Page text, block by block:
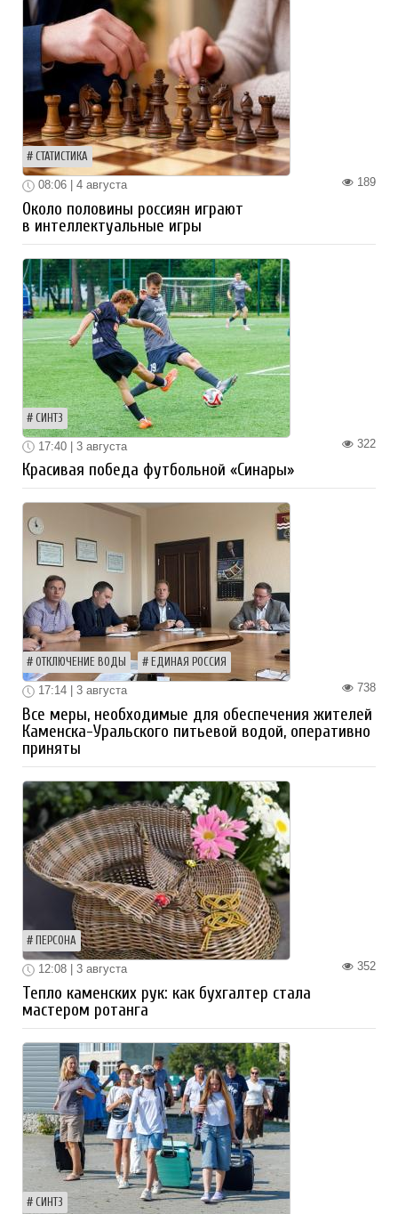
СТАТИСТИКА
189
08:06 | 4 августа
Около половины россиян играют
в интеллектуальные игры
СИНТЗ
322
17:40 | 3 августа
Красивая победа футбольной «Синары»
ОТКЛЮЧЕНИЕ ВОДЫ ЕДИНАЯ РОССИЯ
738
17:14 | 3 августа
Все меры, необходимые для обеспечения жителей
Каменска-Уральского питьевой водой, оперативно
приняты
ПЕРСОНА
352
12:08 | 3 августа
Тепло каменских рук: как бухгалтер стала
мастером ротанга
СИНТЗ